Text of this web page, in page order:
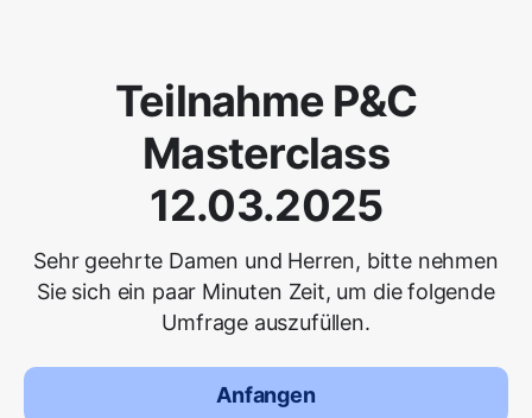
Teilnahme P&C
Masterclass
12.03.2025
Sehr geehrte Damen und Herren, bitte nehmen
Sie sich ein paar Minuten Zeit, um die folgende
Umfrage auszufüllen.
Anfangen